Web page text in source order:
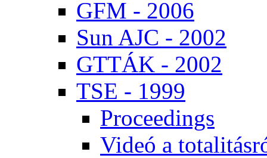
GFM - 2006
Sun AJC - 2002
GT­TÁK - 2002
TSE - 1999
Pro­ce­e­dings
Vi­deó a